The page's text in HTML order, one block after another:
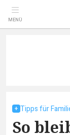
MENÜ
Tipps für
So